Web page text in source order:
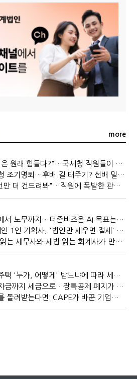
more
"본청은 원래 힘들다?"…국세청 직원들이 떠나는 이유
국세청 조기명퇴…후배 길 터주기? 선배 밀어내기?
"한 번만 더 건드려봐"…직원에 폭발한 관세청장, 왜?
세법에서 노무까지…더존비즈온 AI 목표는 '전문가의 시간'
"연예인 1인 기획사, '법인만 세우면 절세' 시대 끝났다"
사람 읽는 세무사와 세법 읽는 회계사가 만나면?
상속주택 '누가, 어떻게' 받느냐에 따라 세금이 달라진다
노후자금까지 세금으로…장특공제 폐지가 부를 조세의 역설
관세를 돌려받는다면: CAPE가 바꾼 기업의 현금흐름